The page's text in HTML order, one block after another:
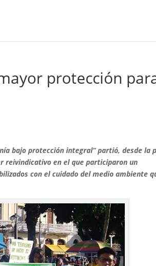
protección
bajo protección integral” partió, desde la
reivindicativo en el que participaron un
con el cuidado del medio ambiente